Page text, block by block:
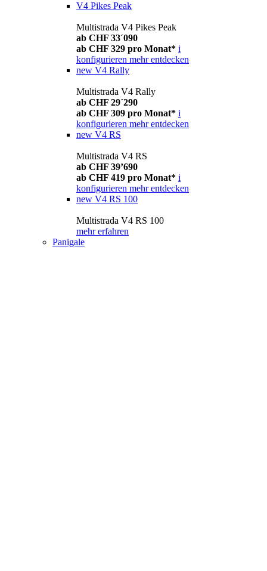
V4 Pikes Peak
Multistrada V4 Pikes Peak
ab CHF 33´090
ab CHF 329 pro Monat* i
konfigurieren mehr entdecken
new V4 Rally
Multistrada V4 Rally
ab CHF 29´290
ab CHF 309 pro Monat* i
konfigurieren mehr entdecken
new V4 RS
Multistrada V4 RS
ab CHF 39’690
ab CHF 419 pro Monat* i
konfigurieren mehr entdecken
new V4 RS 100
Multistrada V4 RS 100
mehr erfahren
Panigale